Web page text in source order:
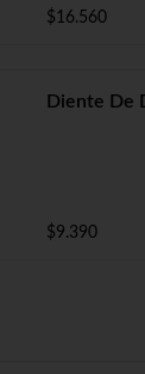
$16.560
Diente De
$9.390